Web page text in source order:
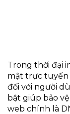
Trong thời đại
mật trực
đối với người
bật giúp bảo
web chính là